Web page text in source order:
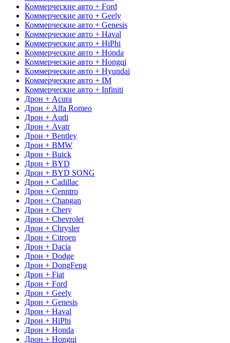
Коммерческие авто + Ford
Коммерческие авто + Geely
Коммерческие авто + Genesis
Коммерческие авто + Haval
Коммерческие авто + HiPhi
Коммерческие авто + Honda
Коммерческие авто + Hongqi
Коммерческие авто + Hyundai
Коммерческие авто + IM
Коммерческие авто + Infiniti
Дрон + Acura
Дрон + Alfa Romeo
Дрон + Audi
Дрон + Avatr
Дрон + Bentley
Дрон + BMW
Дрон + Buick
Дрон + BYD
Дрон + BYD SONG
Дрон + Cadillac
Дрон + Cenntro
Дрон + Changan
Дрон + Chery
Дрон + Chevrolet
Дрон + Chrysler
Дрон + Citroen
Дрон + Dacia
Дрон + Dodge
Дрон + DongFeng
Дрон + Fiat
Дрон + Ford
Дрон + Geely
Дрон + Genesis
Дрон + Haval
Дрон + HiPhi
Дрон + Honda
Дрон + Hongqi